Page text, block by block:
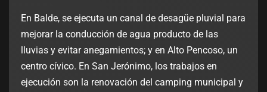
En Balde, se ejecuta un canal de desagüe pluvial para
mejorar la conducción de agua producto de las
lluvias y evitar anegamientos; y en Alto Pencoso, un
centro cívico. En San Jerónimo, los trabajos en
ejecución son la renovación del camping municipal y